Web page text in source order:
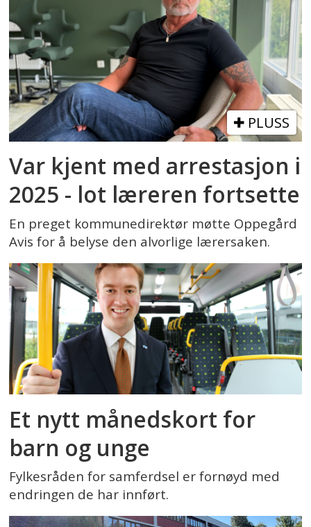
PLUSS
Var kjent med arrestasjon i
2025 - lot læreren fortsette
En preget kommunedirektør møtte Oppegård
Avis for å belyse den alvorlige lærersaken.
Et nytt månedskort for
barn og unge
Fylkesråden for samferdsel er fornøyd med
endringen de har innført.